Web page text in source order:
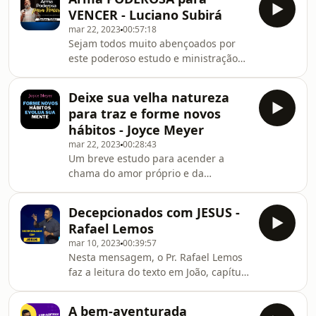
todos muito abençoados, e
curtam/compartilhem este estudo
com mais pessoas.
VENCER - Luciano Subirá
mar 22, 202300:57:18
Sejam todos muito abençoados por
este poderoso estudo e ministração
Deixe sua velha natureza
para traz e forme novos
hábitos - Joyce Meyer
mar 22, 202300:28:43
Um breve estudo para acender a
chama do amor próprio e da
abençoado/a por esta ministração!
Decepcionados com JESUS -
Rafael Lemos
mar 10, 202300:39:57
Nesta mensagem, o Pr. Rafael Lemos
faz a leitura do texto em João, capítulo
A bem-aventurada